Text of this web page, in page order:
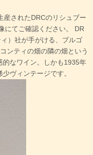
産されたDRCのリシュブー
てご確認ください。 DR
）社が手がける、ブルゴ
ンティの畑の隣の畑という
的なワイン。しかも1935年
ヴィンテージです。